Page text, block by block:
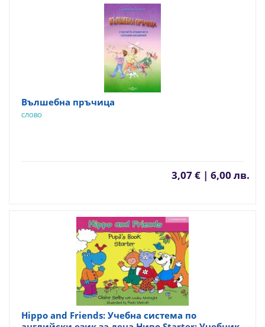
Вълшебна пръчица
СЛОВО
3,07 € | 6,00 лв.
Hippo and Friends: Учебна система по